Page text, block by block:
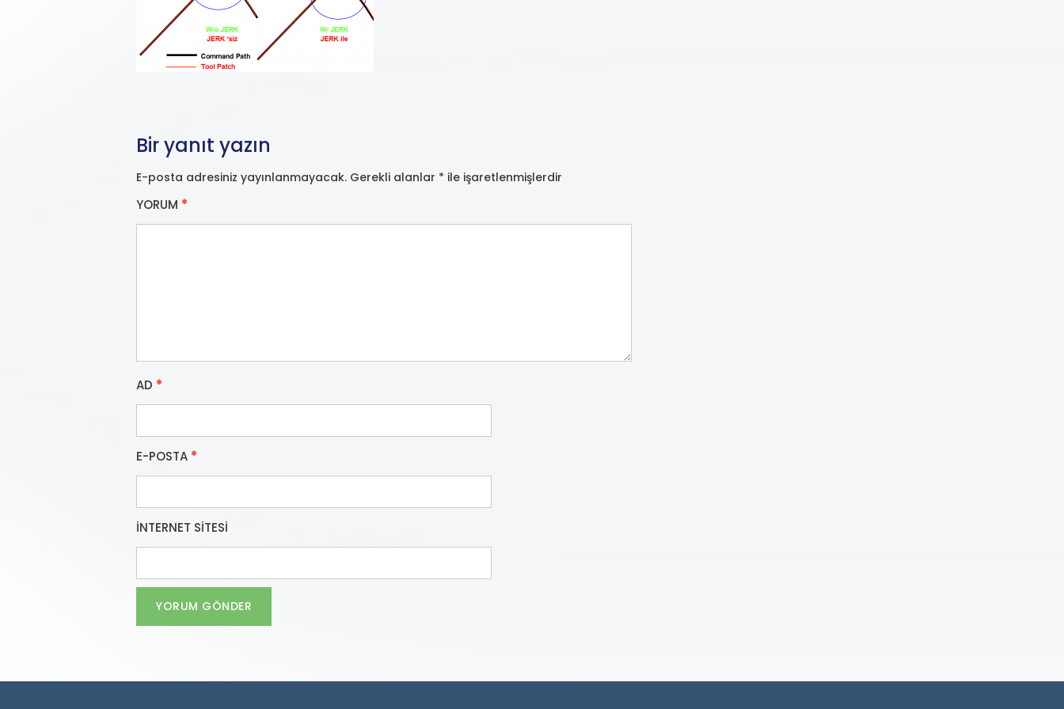
Bir yanıt yazın
E-posta adresiniz yayınlanmayacak. Gerekli alanlar * ile işaretlenmişlerdir
YORUM *
AD *
E-POSTA *
İNTERNET SITESI